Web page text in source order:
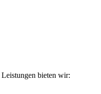
bieten wir: